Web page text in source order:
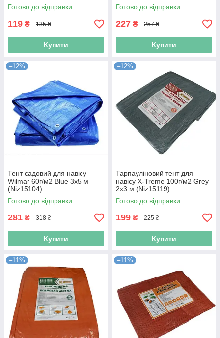
Готово до відправки
119 ₴ 135 ₴
Купити
Готово до відправки
227 ₴ 257 ₴
Купити
–12%
Тент садовий для навісу
Wilmar 60г/м2 Blue 3х5 м
(Niz15104)
Готово до відправки
281 ₴ 318 ₴
Купити
–12%
Тарпауліновий тент для
навісу X-Treme 100г/м2 Grey
2х3 м (Niz15119)
Готово до відправки
199 ₴ 225 ₴
Купити
–11% –11%